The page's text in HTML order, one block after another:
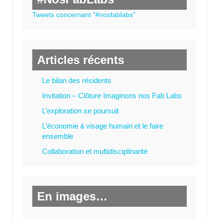
Tweets concernant "#nosfablabs"
Articles récents
Le bilan des résidents
Invitation – Clôture Imaginons nos Fab Labs
L’exploration se poursuit
L’économie à visage humain et le faire
ensemble
Collaboration et multidisciplinarité
En images…